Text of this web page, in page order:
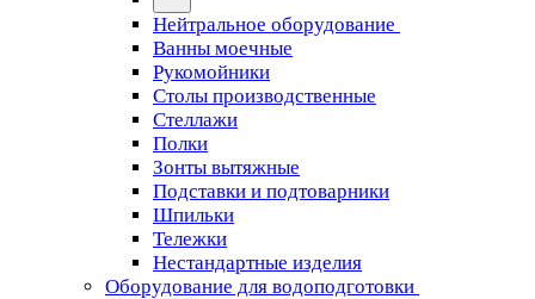
Нейтральное оборудование
Ванны моечные
Рукомойники
Столы производственные
Стеллажи
Полки
Зонты вытяжные
Подставки и подтоварники
Шпильки
Тележки
Нестандартные изделия
Оборудование для водоподготовки